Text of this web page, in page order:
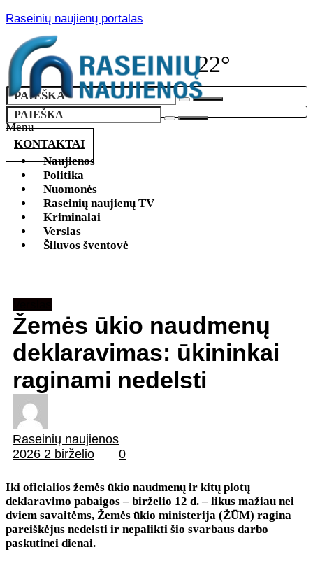
Raseinių naujienų portalas
22°
KONTAKTAI
Menu
Naujienos
Politika
Nuomonės
Raseinių naujienų TV
Kriminalai
Verslas
Šiluvos šventovė
Žemės ūkio naudmenų
deklaravimas: ūkininkai
raginami nedelsti
Raseinių naujienos
2026 2 birželio
0
Iki oficialios žemės ūkio naudmenų ir kitų plotų
deklaravimo pabaigos – birželio 12 d. – likus mažiau nei
dviem savaitėms, Žemės ūkio ministerija (ŽŪM) ragina
pareiškėjus nedelsti ir nepalikti šio svarbaus darbo
paskutinei dienai.